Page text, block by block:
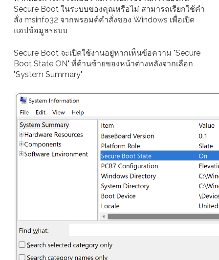
Secure Boot ในระบบของคุณหรือไม่ สามารถเรียกใช้คำ
สั่ง msinfo32 จากพรอมต์คำสั่งของ Windows เพื่อเปิด
แอปข้อมูลระบบ
Secure Boot จะเปิดใช้งานอยู่หากเห็นข้อความ "Secure
Boot State ON" ที่ด้านซ้ายของหน้าต่างหลังจากเลือก
"System Summary"